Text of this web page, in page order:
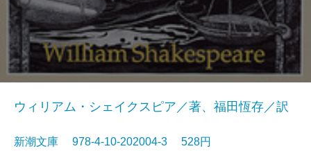
ウィリアム・シェイクスピア／著、福田恆存／訳
新潮文庫 978-4-10-202004-3 528円